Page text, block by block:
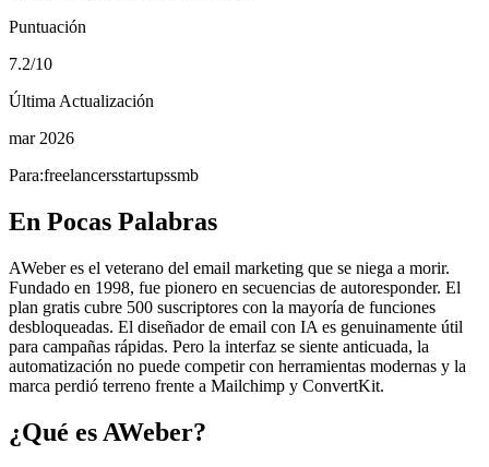
Puntuación
7.2/10
Última Actualización
mar 2026
Para:freelancersstartupssmb
En Pocas Palabras
AWeber es el veterano del email marketing que se niega a morir.
Fundado en 1998, fue pionero en secuencias de autoresponder. El
plan gratis cubre 500 suscriptores con la mayoría de funciones
desbloqueadas. El diseñador de email con IA es genuinamente útil
para campañas rápidas. Pero la interfaz se siente anticuada, la
automatización no puede competir con herramientas modernas y la
marca perdió terreno frente a Mailchimp y ConvertKit.
¿Qué es AWeber?